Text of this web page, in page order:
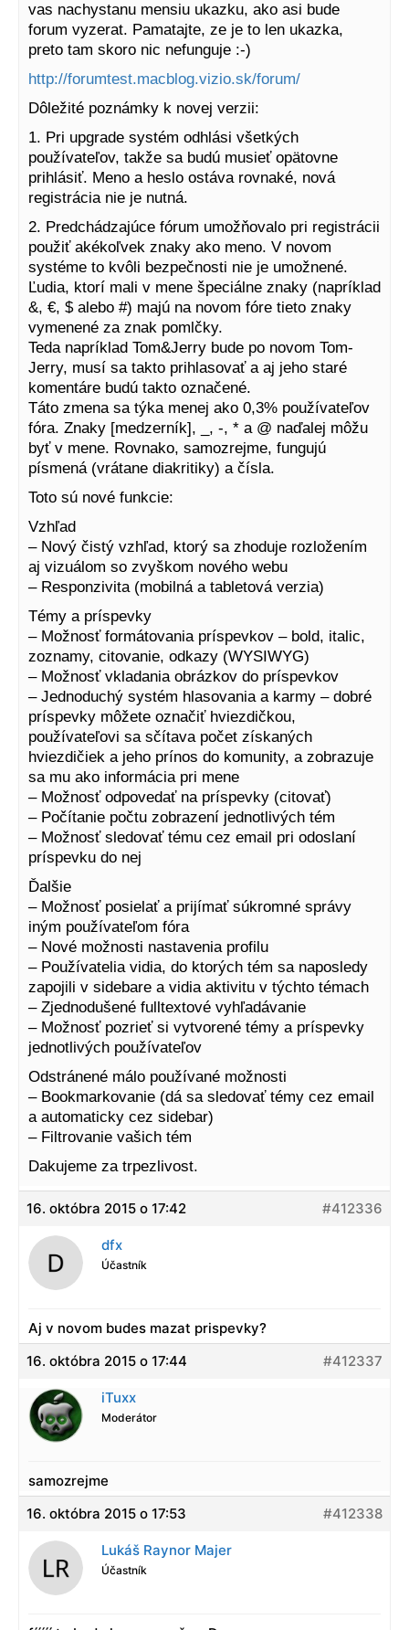
vas nachystanu mensiu ukazku, ako asi bude
forum vyzerat. Pamatajte, ze je to len ukazka,
preto tam skoro nic nefunguje :-)
http://forumtest.macblog.vizio.sk/forum/
Dôležité poznámky k novej verzii:
1. Pri upgrade systém odhlási všetkých
používateľov, takže sa budú musieť opätovne
prihlásiť. Meno a heslo ostáva rovnaké, nová
registrácia nie je nutná.
2. Predchádzajúce fórum umožňovalo pri registrácii
použiť akékoľvek znaky ako meno. V novom
systéme to kvôli bezpečnosti nie je umožnené.
Ľudia, ktorí mali v mene špeciálne znaky (napríklad
&, €, $ alebo #) majú na novom fóre tieto znaky
vymenené za znak pomlčky.
Teda napríklad Tom&Jerry bude po novom Tom-
Jerry, musí sa takto prihlasovať a aj jeho staré
komentáre budú takto označené.
Táto zmena sa týka menej ako 0,3% používateľov
fóra. Znaky [medzerník], _, -, * a @ naďalej môžu
byť v mene. Rovnako, samozrejme, fungujú
písmená (vrátane diakritiky) a čísla.
Toto sú nové funkcie:
Vzhľad
– Nový čistý vzhľad, ktorý sa zhoduje rozložením
aj vizuálom so zvyškom nového webu
– Responzivita (mobilná a tabletová verzia)
Témy a príspevky
– Možnosť formátovania príspevkov – bold, italic,
zoznamy, citovanie, odkazy (WYSIWYG)
– Možnosť vkladania obrázkov do príspevkov
– Jednoduchý systém hlasovania a karmy – dobré
príspevky môžete označiť hviezdičkou,
používateľovi sa sčítava počet získaných
hviezdičiek a jeho prínos do komunity, a zobrazuje
sa mu ako informácia pri mene
– Možnosť odpovedať na príspevky (citovať)
– Počítanie počtu zobrazení jednotlivých tém
– Možnosť sledovať tému cez email pri odoslaní
príspevku do nej
Ďalšie
– Možnosť posielať a prijímať súkromné správy
iným používateľom fóra
– Nové možnosti nastavenia profilu
– Používatelia vidia, do ktorých tém sa naposledy
zapojili v sidebare a vidia aktivitu v týchto témach
– Zjednodušené fulltextové vyhľadávanie
– Možnosť pozrieť si vytvorené témy a príspevky
jednotlivých používateľov
Odstránené málo používané možnosti
– Bookmarkovanie (dá sa sledovať témy cez email
a automaticky cez sidebar)
– Filtrovanie vašich tém
Dakujeme za trpezlivost.
16. októbra 2015 o 17:42 #412336
dfx
Účastník
Aj v novom budes mazat prispevky?
16. októbra 2015 o 17:44
#412337
iTuxx
Moderátor
samozrejme
16. októbra 2015 o 17:53
#412338
Lukáš Raynor Majer
Účastník